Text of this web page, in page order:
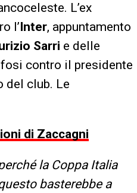
L’ex
l’Inter, appuntamento
Sarri e delle
contro il presidente
del club. Le
di Zaccagni
la Coppa Italia
basterebbe a